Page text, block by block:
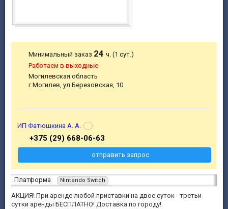
Платформа Nintendo Switch
АКЦИЯ! При аренде любой приставки на двое суток - третьи
сутки аренды БЕСПЛАТНО! Доставка по городу!
Минимальный заказ 24ч. (1 сут.)
Работаем в выходные
Могилевская область
г.Могилев, ул.Березовская, 10
ИП Фатюшкина А. А.
+375 (29) 668-06-63
отправить запрос